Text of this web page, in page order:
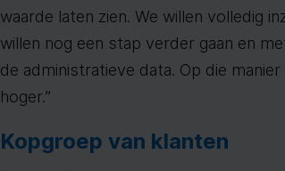
waarde laten zien. We willen volledig
willen nog een stap verder gaan en
de administratieve data. Op die
hoger.”
Kopgroep van klanten